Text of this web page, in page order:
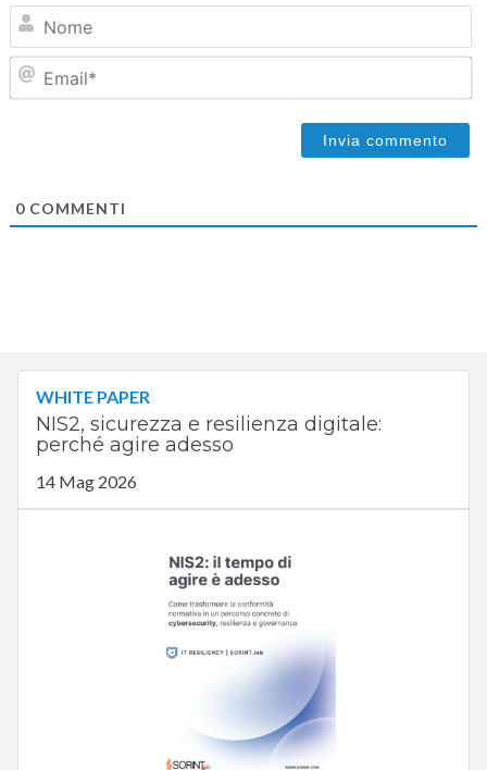
0COMMENTI
WHITE PAPER
NIS2, sicurezza e resilienza digitale:
perché agire adesso
14 Mag 2026